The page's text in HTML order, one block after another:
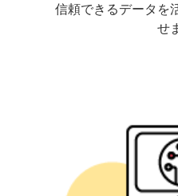
信頼できるデータを
せ